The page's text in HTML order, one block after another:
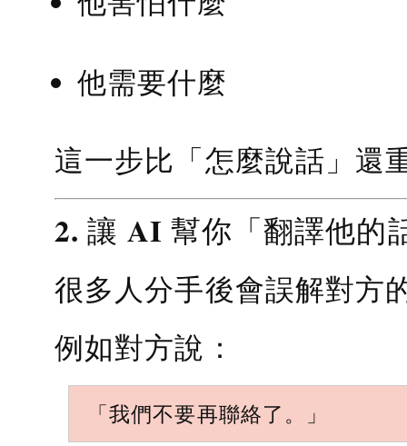
他需要什麼
這一步比「怎麼說話」還
2. 讓 AI 幫你「翻譯他的
很多人分手後會誤解對方
例如對方說：
「我們不要再聯絡了。」